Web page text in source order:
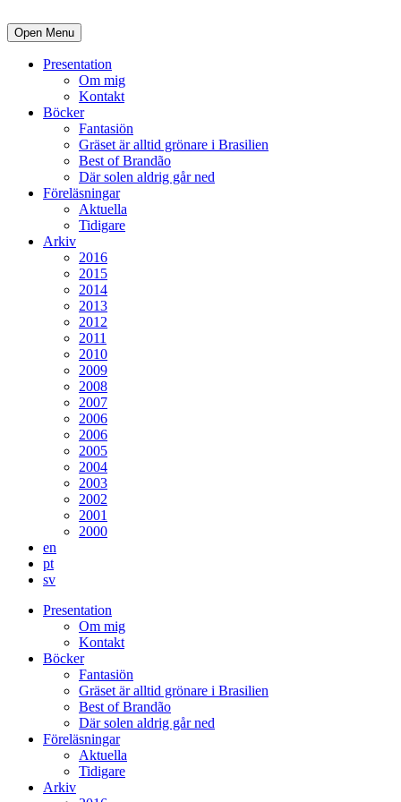
Open Menu
Presentation
Om mig
Kontakt
Böcker
Fantasiön
Gräset är alltid grönare i Brasilien
Best of Brandão
Där solen aldrig går ned
Föreläsningar
Aktuella
Tidigare
Arkiv
2016
2015
2014
2013
2012
2011
2010
2009
2008
2007
2006
2006
2005
2004
2003
2002
2001
2000
en
pt
sv
Presentation
Om mig
Kontakt
Böcker
Fantasiön
Gräset är alltid grönare i Brasilien
Best of Brandão
Där solen aldrig går ned
Föreläsningar
Aktuella
Tidigare
Arkiv